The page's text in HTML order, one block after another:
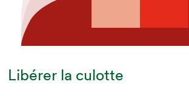
Libérer la culotte